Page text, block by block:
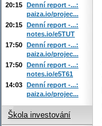
20:15 Denní report -...:
paiza.io/projec...
20:15 Denní report -...:
notes.io/e5TUT
17:50 Denní report -...:
paiza.io/projec...
17:50 Denní report -...:
notes.io/e5T61
14:03 Denní report -...:
paiza.io/projec...
Škola investování